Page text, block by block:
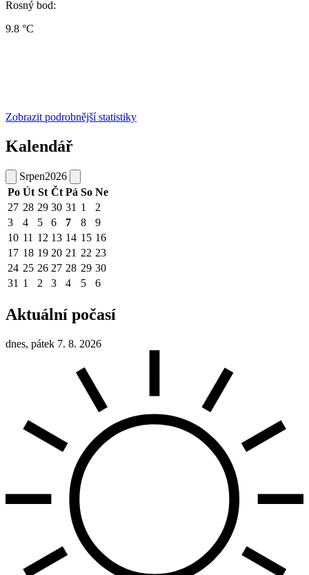
Rosný bod:
9.8 °C
Zobrazit podrobnější statistiky
Kalendář
Srpen2026
Po Út St Čt Pá So Ne
27 28 29 30 31 1
2
3
4 5 6 7 8
9
10 11 12 13 14 15 16
17 18 19 20 21 22 23
24 25 26 27 28 29 30
31 1 2 3 4 5 6
Aktuální počasí
dnes, pátek 7. 8. 2026